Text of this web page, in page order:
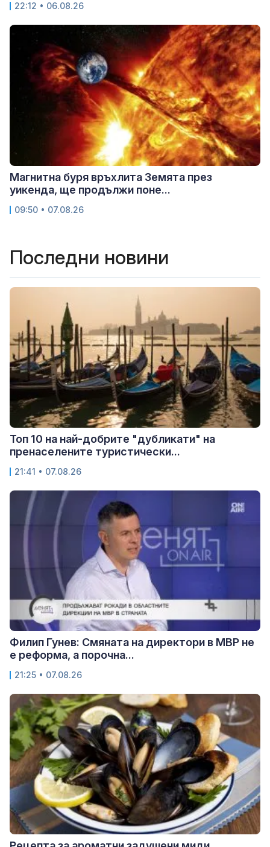
22:12 • 06.08.26
Магнитна буря връхлита Земята през
уикенда, ще продължи поне...
09:50 • 07.08.26
Последни новини
Топ 10 на най-добрите "дубликати" на
пренаселените туристически...
21:41 • 07.08.26
Филип Гунев: Смяната на директори в МВР не
е реформа, а порочна...
21:25 • 07.08.26